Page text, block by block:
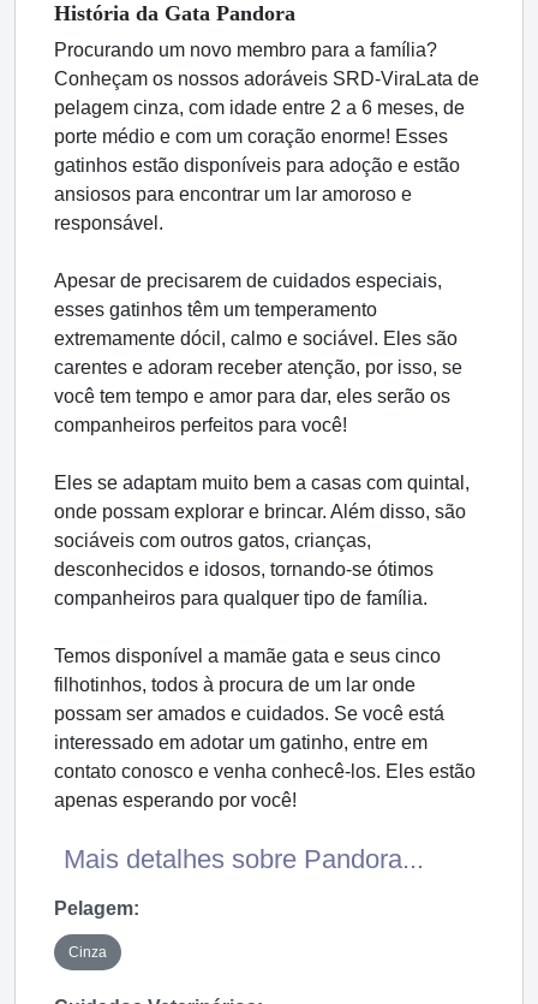
História da Gata Pandora
Procurando um novo membro para a família?
Conheçam os nossos adoráveis SRD-ViraLata de
pelagem cinza, com idade entre 2 a 6 meses, de
porte médio e com um coração enorme! Esses
gatinhos estão disponíveis para adoção e estão
ansiosos para encontrar um lar amoroso e
responsável.
Apesar de precisarem de cuidados especiais,
esses gatinhos têm um temperamento
extremamente dócil, calmo e sociável. Eles são
carentes e adoram receber atenção, por isso, se
você tem tempo e amor para dar, eles serão os
companheiros perfeitos para você!
Eles se adaptam muito bem a casas com quintal,
onde possam explorar e brincar. Além disso, são
sociáveis com outros gatos, crianças,
desconhecidos e idosos, tornando-se ótimos
companheiros para qualquer tipo de família.
Temos disponível a mamãe gata e seus cinco
filhotinhos, todos à procura de um lar onde
possam ser amados e cuidados. Se você está
interessado em adotar um gatinho, entre em
contato conosco e venha conhecê-los. Eles estão
apenas esperando por você!
Mais detalhes sobre Pandora...
Pelagem:
Cinza